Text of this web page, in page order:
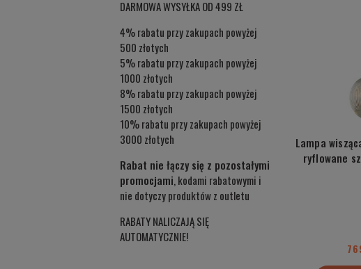
DARMOWA WYSYŁKA OD 499 ZŁ
4% rabatu przy zakupach powyżej
500 złotych
5% rabatu przy zakupach powyżej
1000 złotych
8% rabatu przy zakupach powyżej
1500 złotych
10% rabatu przy zakupach powyżej
3000 złotych
Rabat nie łączy się z pozostałymi
promocjami , kodami rabatowymi i
nie dotyczy produktów z outletu
RABATY NALICZAJĄ SIĘ
AUTOMATYCZNIE!
Lampa
ryflowane